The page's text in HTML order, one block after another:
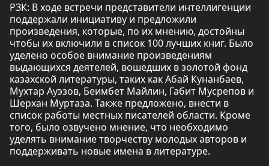
РЗК: В ходе встречи представители интеллигенции
поддержали инициативу и предложили
произведения, которые, по их мнению, достойны
чтобы их включили в список 100 лучших книг. Было
уделено особое внимание произведениям
выдающихся деятелей, вошедших в золотой фонд
казахской литературы, таких как Абай Кунанбаев,
Мухтар Ауэзов, Беимбет Майлин, Габит Мусрепов и
Шерхан Муртаза. Также предложено, внести в
список работы местных писателей области. Кроме
того, было озвучено мнение, что необходимо
уделять внимание творчеству молодых авторов и
поддерживать новые имена в литературе.